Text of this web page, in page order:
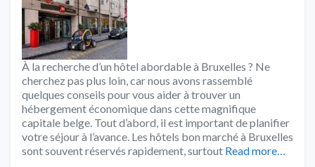
À la recherche d’un hôtel abordable à Bruxelles ? Ne
cherchez pas plus loin, car nous avons rassemblé
quelques conseils pour vous aider à trouver un
hébergement économique dans cette magnifique
capitale belge. Tout d’abord, il est important de planifier
votre séjour à l’avance. Les hôtels bon marché à Bruxelles
sont souvent réservés rapidement, surtout Read more…